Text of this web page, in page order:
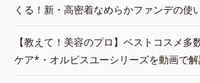
くる！新・高密着なめらかファンデの使
【教えて！美容のプロ】ベストコスメ多
ケア*・オルビスユーシリーズを動画で解